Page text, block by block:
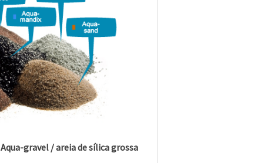
Aqua-gravel / areia de sílica grossa